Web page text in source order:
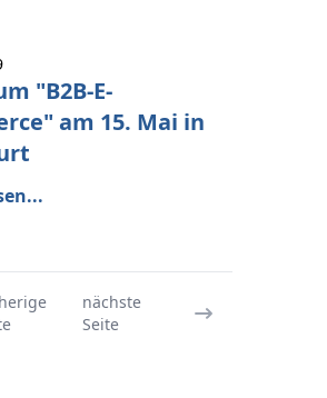
"B2B-E-
am 15. Mai in
nächste
Seite